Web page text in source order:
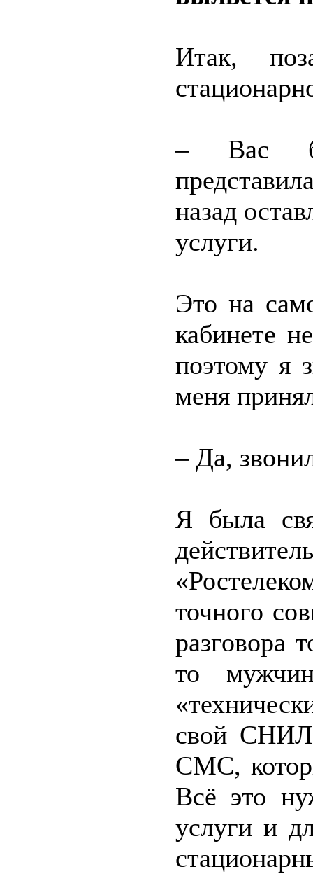
Итак,
– Вас
назад
услуги.
Это на
кабинете
поэтому я
меня
– Да,
Я была
точного
разговора
то
свой
СМС,
Всё это
услуги и